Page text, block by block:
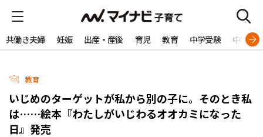
共働き夫婦 妊娠 出産・産後 育児 教育 中学受験 中学生
教育
いじめのターゲットが私から別の子に。そのとき私
は……絵本『わたしがいじわるオオカミになった
日』発売